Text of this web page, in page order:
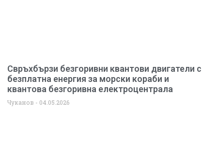
Свръхбързи безгоривни квантови двигатели с
безплатна енергия за морски кораби и
квантова безгоривна електроцентрала
Чуканов 04.05.2026